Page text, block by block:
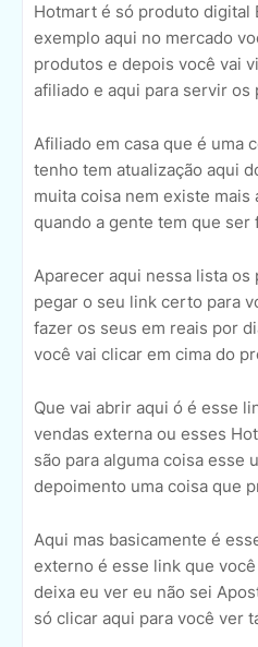
Hotmart é só produto digital
exemplo aqui no mercado
produtos e depois você vai
afiliado e aqui para servir os
Afiliado em casa que é uma
tenho tem atualização aqui
muita coisa nem existe
quando a gente tem que ser
Aparecer aqui nessa lista
pegar o seu link certo para
fazer os seus em reais por
você vai clicar em cima do
Que vai abrir aqui ó é esse
vendas externa ou esses
são para alguma coisa esse
depoimento uma coisa que
Aqui mas basicamente é
externo é esse link que
deixa eu ver eu não sei
só clicar aqui para você ver